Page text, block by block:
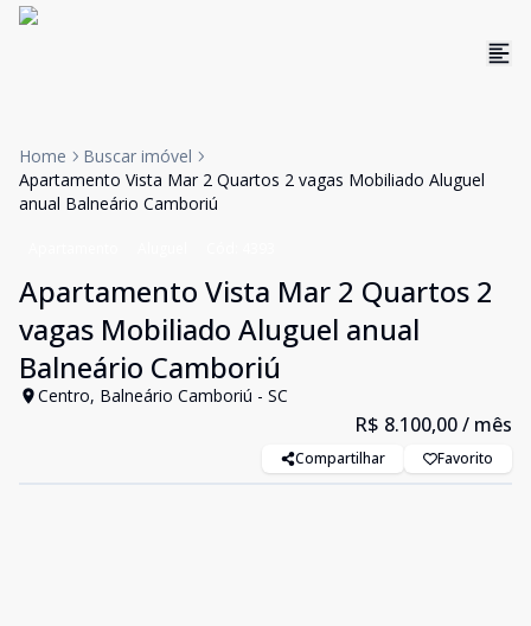
Home
Buscar imóvel
Apartamento Vista Mar 2 Quartos 2 vagas Mobiliado Aluguel
anual Balneário Camboriú
Apartamento Vista Mar 2 Quartos 2
vagas Mobiliado Aluguel anual
Balneário Camboriú
Centro, Balneário Camboriú - SC
R$ 8.100,00/ mês
Compartilhar Favorito